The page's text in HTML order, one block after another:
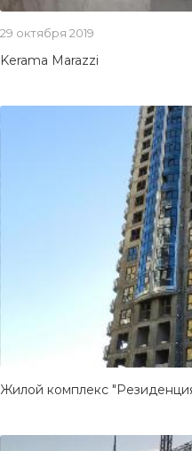
29 октября 2019
Kerama Marazzi
Жилой комплекс